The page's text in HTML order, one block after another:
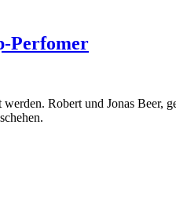
Perfomer
Robert und Jonas